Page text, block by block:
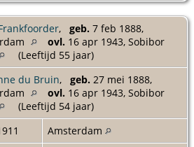
, geb. 7 feb 1888,
ovl. 16 apr 1943, Sobibor
(Leeftijd 55 jaar)
du Bruin, geb. 27 mei 1888,
ovl. 16 apr 1943, Sobibor
(Leeftijd 54 jaar)
Amsterdam